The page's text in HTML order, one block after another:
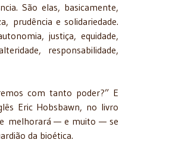
São elas, basicamente,
prudência e solidariedade.
justiça, equidade,
responsabilidade,
com tanto poder?” E
Eric Hobsbawn, no livro
melhorará — e muito — se
da bioética.